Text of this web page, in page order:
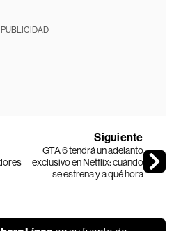
PUBLICIDAD
Siguiente
GTA 6 tendrá un adelanto
exclusivo en Netflix: cuándo
se estrena y a qué hora